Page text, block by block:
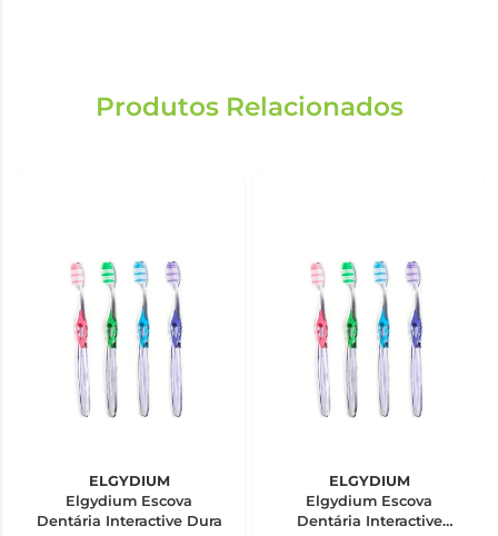
Produtos Relacionados
ELGYDIUM
Elgydium Escova
Dentária Interactive Dura
ELGYDIUM
Elgydium Escova
Dentária Interactive